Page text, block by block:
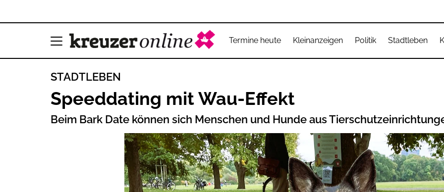
Termine heute Kleinanzeigen Politik Stadtleben
STADTLEBEN
Speeddating mit Wau-Effekt
Beim Bark Date können sich Menschen und Hunde aus